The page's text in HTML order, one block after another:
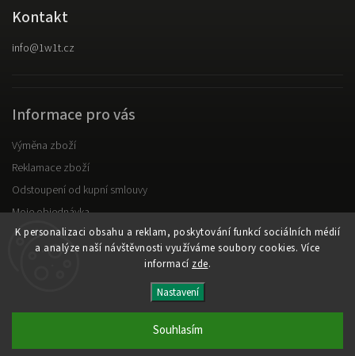
K personalizaci obsahu a reklam, poskytování funkcí sociálních médií
a analýze naší návštěvnosti využíváme soubory cookies. Více
informací zde.
Nastavení
Souhlasím
Kontakt
info@1w1t.cz
Informace pro vás
Výměna zboží
Reklamace zboží
Odstoupení od kupní smlouvy
Moje objednávka
Obchodní podmínky
Podmínky ochrany osobních údajů
1W1T
Upravit nastavení cookies